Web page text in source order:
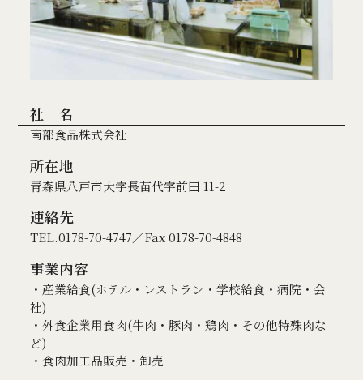
社 名
南部食品株式会社
所在地
青森県八戸市大字長苗代字前田 11-2
連絡先
TEL.0178-70-4747／Fax 0178-70-4848
事業内容
・産業給食(ホテル・レストラン・学校給食・病院・会
社)
・外食企業用食肉(牛肉・豚肉・鶏肉・その他特殊肉な
ど)
・食肉加工品販売・卸売